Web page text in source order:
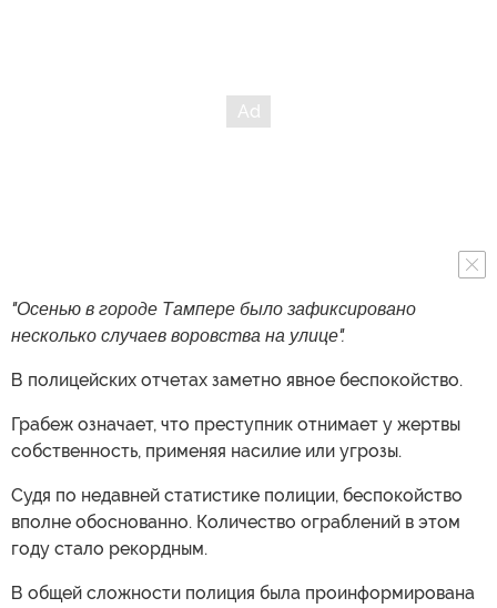
"Осенью в городе Тампере было зафиксировано
несколько случаев воровства на улице".
В полицейских отчетах заметно явное беспокойство.
Грабеж означает, что преступник отнимает у жертвы
собственность, применяя насилие или угрозы.
Судя по недавней статистике полиции, беспокойство
вполне обоснованно. Количество ограблений в этом
году стало рекордным.
В общей сложности полиция была проинформирована